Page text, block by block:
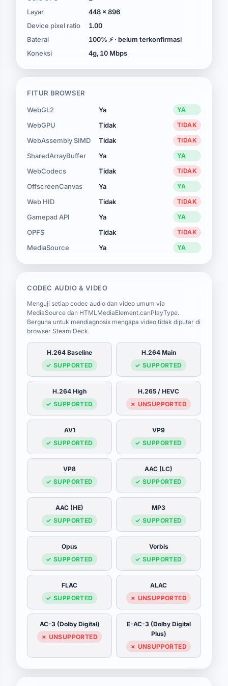
Layar
448 × 896
Device pixel ratio
1.00
Baterai
100% ⚡ · belum terkonfirmasi
Koneksi
4g, 10 Mbps
FITUR BROWSER
WebGL2 Ya YA
WebGPU Tidak TIDAK
WebAssembly SIMD Tidak TIDAK
SharedArrayBuffer Ya YA
WebCodecs Tidak TIDAK
OffscreenCanvas Ya YA
Web HID Tidak TIDAK
Gamepad API Ya YA
OPFS Tidak TIDAK
MediaSource Ya YA
CODEC AUDIO & VIDEO
Menguji setiap codec audio dan video umum via
MediaSource dan HTMLMediaElement.canPlayType.
Berguna untuk mendiagnosis mengapa video tidak diputar di
browser Steam Deck.
H.264 Baseline
✓ SUPPORTED
H.264 Main
✓ SUPPORTED
H.264 High
✓ SUPPORTED
H.265 / HEVC
✗ UNSUPPORTED
AV1
✓ SUPPORTED
VP9
✓ SUPPORTED
VP8
✓ SUPPORTED
AAC (LC)
✓ SUPPORTED
AAC (HE)
✓ SUPPORTED
MP3
✓ SUPPORTED
Opus
✓ SUPPORTED
Vorbis
✓ SUPPORTED
FLAC
✓ SUPPORTED
ALAC
✗ UNSUPPORTED
AC-3 (Dolby Digital)
✗ UNSUPPORTED
E-AC-3 (Dolby Digital
Plus)
✗ UNSUPPORTED